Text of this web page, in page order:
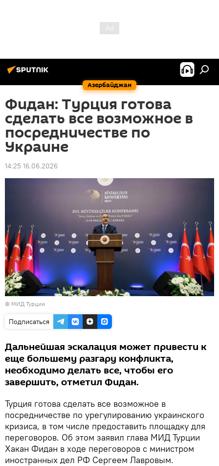
Азербайджан
Фидан: Турция готова
сделать все возможное в
посредничестве по
Украине
14:25 16.06.2026
© МИД Турции
Подписаться
Дальнейшая эскалация может привести к
еще большему разгару конфликта,
необходимо делать все, чтобы его
завершить, отметил Фидан.
Турция готова сделать все возможное в
посредничестве по урегулированию украинского
кризиса, в том числе предоставить площадку для
переговоров. Об этом заявил глава МИД Турции
Хакан Фидан в ходе переговоров с министром
иностранных дел РФ Сергеем Лавровым.